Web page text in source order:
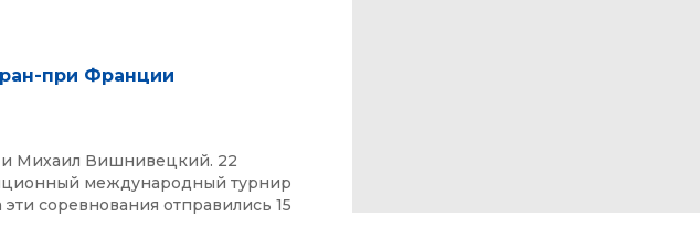
при Франции
и Михаил Вишнивецкий. 22
международный турнир
соревнования отправились 15